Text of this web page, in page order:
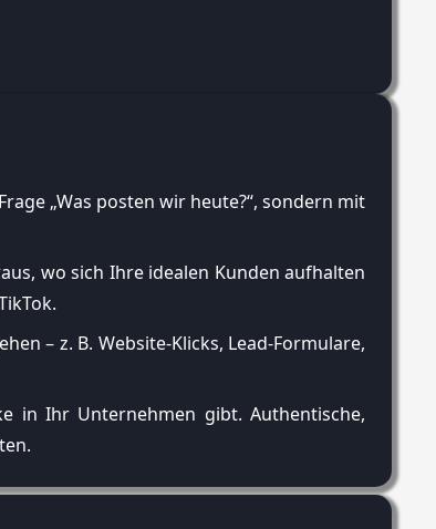
„Was posten wir heute?“, sondern mit
wo sich Ihre idealen Kunden aufhalten
– z. B. Website-Klicks, Lead-Formulare,
in Ihr Unternehmen gibt. Authentische,